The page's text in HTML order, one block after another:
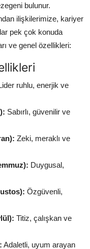
bulunur.
ilişkilerimize, kariyer
pek çok konuda
ve genel özellikleri:
ruhlu, enerjik ve
Sabırlı, güvenilir ve
Zeki, meraklı ve
Duygusal,
Özgüvenli,
Titiz, çalışkan ve
Adaletli, uyum arayan